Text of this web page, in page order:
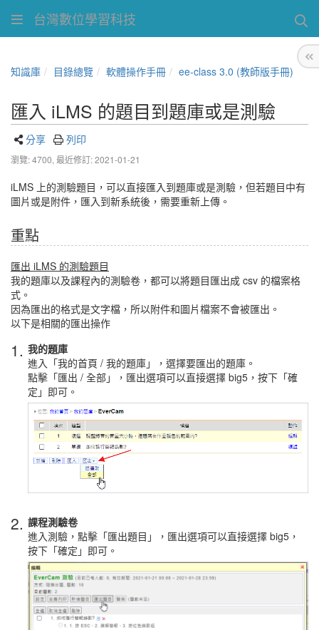
台灣數位學習科技
知識庫 目錄總覽 軟體操作手冊 ee-class 3.0 (教師版手冊)
匯入 iLMS 的題目到題庫或是測驗
分享 列印
瀏覽: 4700, 最近修訂: 2021-01-21
iLMS 上的測驗題目，可以直接匯入到題庫或是測驗，但若題目中有
圖片或是附件，匯入到新系統後，需要重新上傳。
重點
匯出 iLMS 的測驗題目
我的題庫以及課程內的測驗卷，都可以將題目匯出成 csv 的檔案格
式。
因為匯出的格式是文字檔，所以附件和圖片檔案不會被匯出。
以下是相關的匯出操作
1. 我的題庫
進入「我的首頁 / 我的題庫」，選擇要匯出的題庫。
點擊「匯出 / 全部」，匯出選項可以直接選擇 big5，按下「確
定」即可。
2. 課程測驗卷
進入測驗，點擊「匯出題目」，匯出選項可以直接選擇 big5，
按下「確定」即可。